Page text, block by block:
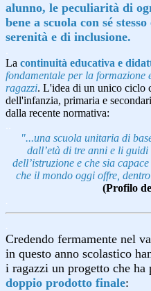
alunno, le peculiarità di
bene a scuola con sé
serenità e di inclusione.
La continuità educativa e
fondamentale per la formazione
ragazzi. L'idea di un unico ciclo
dell'infanzia, primaria e
dalla recente normativa:
"...una scuola unitaria di
dall’età di tre anni e li
dell’istruzione e che sia
che il mondo oggi offre,
(Profilo
.
.
Credendo fermamente nel
in questo anno scolastico
i ragazzi un progetto che
doppio prodotto finale: